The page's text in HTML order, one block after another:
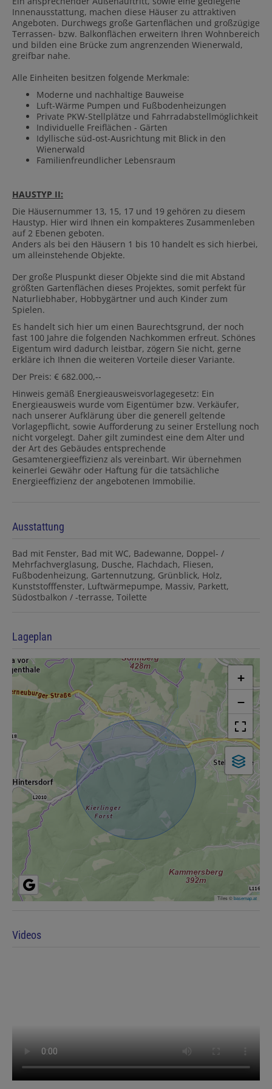
Innenausstattung, machen diese Häuser zu attraktiven
Angeboten. Durchwegs große Gartenflächen und großzügige
Terrassen- bzw. Balkonflächen erweitern Ihren Wohnbereich
und bilden eine Brücke zum angrenzenden Wienerwald,
greifbar nahe.
Alle Einheiten besitzen folgende Merkmale:
Moderne und nachhaltige Bauweise
Luft-Wärme Pumpen und Fußbodenheizungen
Private PKW-Stellplätze und Fahrradabstellmöglichkeit
Individuelle Freiflächen - Gärten
Idyllische süd-ost-Ausrichtung mit Blick in den
Wienerwald
Familienfreundlicher Lebensraum
HAUSTYP II:
Die Häusernummer 13, 15, 17 und 19 gehören zu diesem
Haustyp. Hier wird Ihnen ein kompakteres Zusammenleben
auf 2 Ebenen geboten.
Anders als bei den Häusern 1 bis 10 handelt es sich hierbei,
um alleinstehende Objekte.
Der große Pluspunkt dieser Objekte sind die mit Abstand
größten Gartenflächen dieses Projektes, somit perfekt für
Naturliebhaber, Hobbygärtner und auch Kinder zum
Spielen.
Es handelt sich hier um einen Baurechtsgrund, der noch
fast 100 Jahre die folgenden Nachkommen erfreut. Schönes
Eigentum wird dadurch leistbar, zögern Sie nicht, gerne
erkläre ich Ihnen die weiteren Vorteile dieser Variante.
Der Preis: € 682.000,--
Hinweis gemäß Energieausweisvorlagegesetz: Ein
Energieausweis wurde vom Eigentümer bzw. Verkäufer,
nach unserer Aufklärung über die generell geltende
Vorlagepflicht, sowie Aufforderung zu seiner Erstellung noch
nicht vorgelegt. Daher gilt zumindest eine dem Alter und
der Art des Gebäudes entsprechende
Gesamtenergieeffizienz als vereinbart. Wir übernehmen
keinerlei Gewähr oder Haftung für die tatsächliche
Energieeffizienz der angebotenen Immobilie.
Ausstattung
Bad mit Fenster Bad mit WC Badewanne Doppel- /
Mehrfachverglasung Dusche Flachdach Fliesen
Fußbodenheizung Gartennutzung Grünblick Holz
Kunststofffenster Luftwärmepumpe Massiv Parkett
Südostbalkon / -terrasse Toilette
Lageplan
+
−
Tiles ©basemap.at
Videos